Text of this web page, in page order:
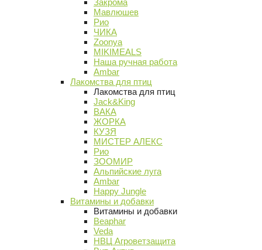
Закрома
Мавлюшев
Рио
ЧИКА
Zoonya
MIKIMEALS
Наша ручная работа
Ambar
Лакомства для птиц
Лакомства для птиц
Jack&King
ВАКА
ЖОРКА
КУЗЯ
МИСТЕР АЛЕКС
Рио
ЗООМИР
Альпийские луга
Ambar
Happy Jungle
Витамины и добавки
Витамины и добавки
Beaphar
Veda
НВЦ Агроветзащита